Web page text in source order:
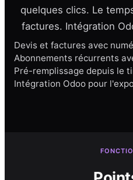
quelques clics. Le
factures. Intégration
Devis et factures avec
Abonnements récurrents
Pré-remplissage depuis le
Intégration Odoo pour